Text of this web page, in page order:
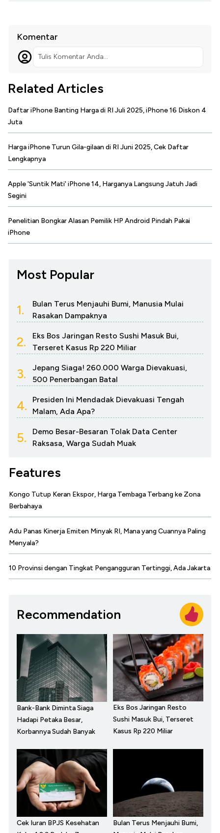
Komentar
Tulis Komentar Anda...
Related Articles
Daftar iPhone Banting Harga di RI Juli 2025, iPhone 16 Diskon 4
Juta
Harga iPhone Turun Gila-gilaan di RI Juni 2025, Cek Daftar
Lengkapnya
Apple 'Suntik Mati' iPhone 14, Harganya Langsung Jatuh Jadi
Segini
Penelitian Bongkar Alasan Pemilik HP Android Pindah Pakai
iPhone
Most Popular
1.
Bulan Terus Menjauhi Bumi, Manusia Mulai
Rasakan Dampaknya
2.
Eks Bos Jaringan Resto Sushi Masuk Bui,
Terseret Kasus Rp 220 Miliar
3.
Jepang Siaga! 260.000 Warga Dievakuasi,
500 Penerbangan Batal
4.
Presiden Ini Mendadak Dievakuasi Tengah
Malam, Ada Apa?
5.
Demo Besar-Besaran Tolak Data Center
Raksasa, Warga Sudah Muak
Features
Kongo Tutup Keran Ekspor, Harga Tembaga Terbang ke Zona
Berbahaya
Adu Panas Kinerja Emiten Minyak RI, Mana yang Cuannya Paling
Menyala?
10 Provinsi dengan Tingkat Pengangguran Tertinggi, Ada Jakarta
Recommendation
Bank-Bank Diminta Siaga
Hadapi Petaka Besar,
Korbannya Sudah Banyak
Eks Bos Jaringan Resto
Sushi Masuk Bui, Terseret
Kasus Rp 220 Miliar
Cek Iuran BPJS Kesehatan
Bulan Terus Menjauhi Bumi,